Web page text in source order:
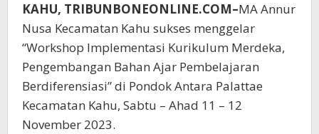
KAHU, TRIBUNBONEONLINE.COM–MA Annur
Nusa Kecamatan Kahu sukses menggelar
“Workshop Implementasi Kurikulum Merdeka,
Pengembangan Bahan Ajar Pembelajaran
Berdiferensiasi” di Pondok Antara Palattae
Kecamatan Kahu, Sabtu – Ahad 11 – 12
November 2023.